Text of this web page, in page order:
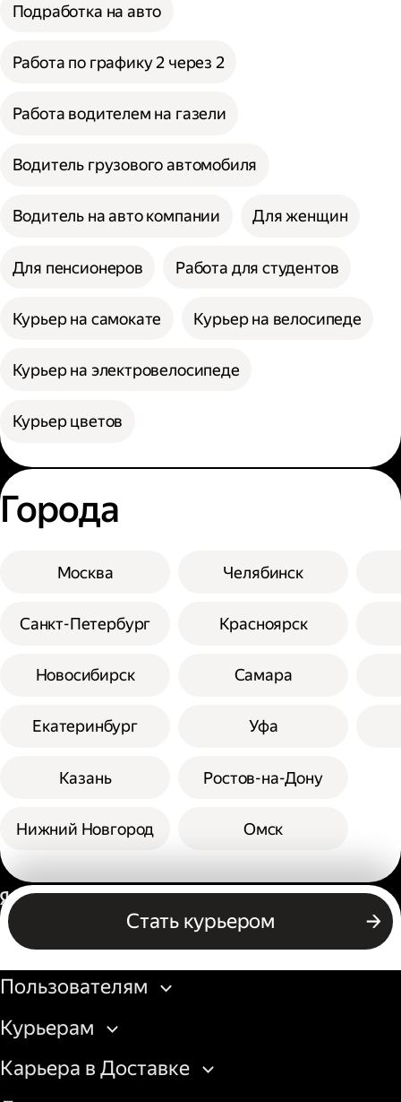
Подработка на авто
Работа по графику 2 через 2
Работа водителем на газели
Водитель грузового автомобиля
Водитель на авто компании Для женщин
Для пенсионеров Работа для студентов
Курьер на самокате Курьер на велосипеде
Курьер на электровелосипеде
Курьер цветов
Города
Москва
Санкт-Петербург
Новосибирск
Екатеринбург
Казань
Нижний Новгород
Челябинск
Красноярск
Самара
Уфа
Ростов-на-Дону
Омск
Стать курьером
Россия
Бизнесу
Пользователям
Курьерам
Карьера в Доставке